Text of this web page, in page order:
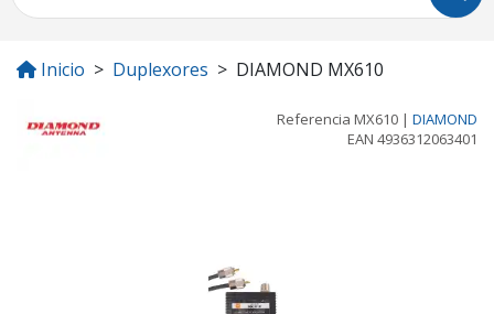
Inicio Duplexores DIAMOND MX610
Referencia MX610 | DIAMOND
EAN 4936312063401